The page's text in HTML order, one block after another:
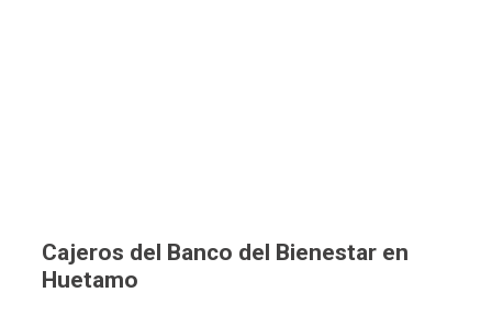
Cajeros del Banco del Bienestar en
Huetamo